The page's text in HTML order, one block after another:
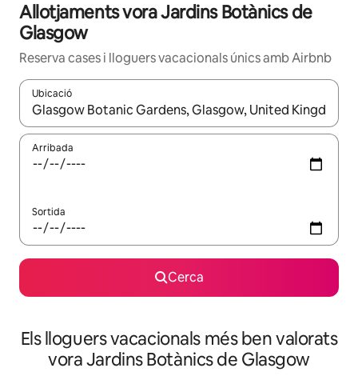
Allotjaments vora Jardins Botànics de
Glasgow
Reserva cases i lloguers vacacionals únics amb Airbnb
Ubicació
Quan els resultats estiguin disponibles, podràs navegar-hi a
Arribada
Sortida
Cerca
Els lloguers vacacionals més ben valorats
vora Jardins Botànics de Glasgow